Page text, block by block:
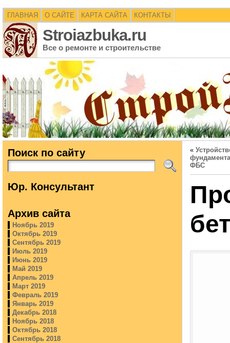
ГЛАВНАЯ О САЙТЕ КАРТА САЙТА КОНТАКТЫ
Stroiazbuka.ru
Все о ремонте и строительстве
Поиск по сайту
Юр. Консультант
Архив сайта
Ноябрь 2019
Октябрь 2019
Сентябрь 2019
Июль 2019
Июнь 2019
Май 2019
Апрель 2019
Март 2019
Февраль 2019
Январь 2019
Декабрь 2018
Ноябрь 2018
Октябрь 2018
Сентябрь 2018
«
ФБС